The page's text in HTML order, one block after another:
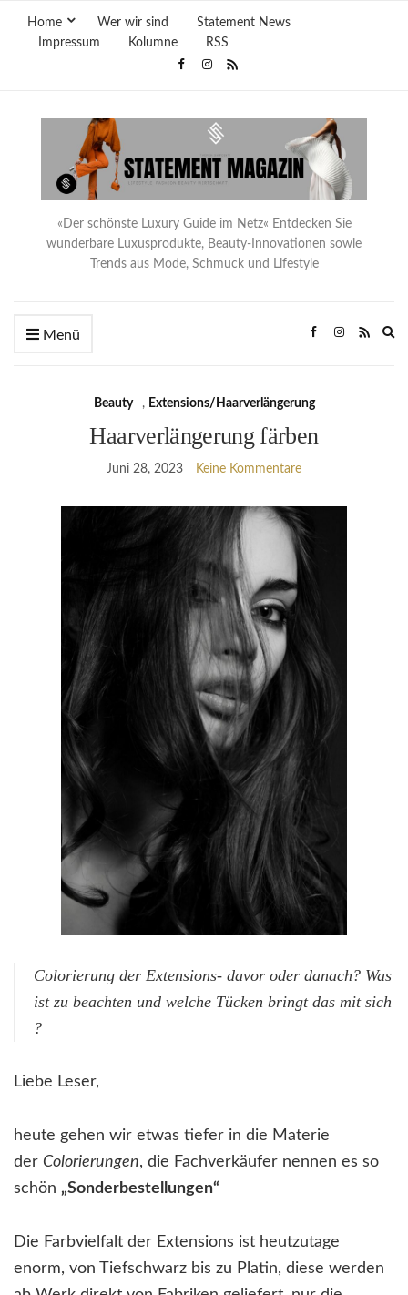
Home Wer wir sind
Statement News
Impressum
Kolumne RSS
«Der schönste Luxury Guide im Netz« Entdecken Sie
wunderbare Luxusprodukte, Beauty-Innovationen sowie
Trends aus Mode, Schmuck und Lifestyle
Menü
Beauty , Extensions/Haarverlängerung
Haarverlängerung färben
Juni 28, 2023 Keine Kommentare
Colorierung der Extensions- davor oder danach? Was
ist zu beachten und welche Tücken bringt das mit sich
?
Liebe Leser,
heute gehen wir etwas tiefer in die Materie
der Colorierungen, die Fachverkäufer nennen es so
schön „Sonderbestellungen“
Die Farbvielfalt der Extensions ist heutzutage
enorm, von Tiefschwarz bis zu Platin, diese werden